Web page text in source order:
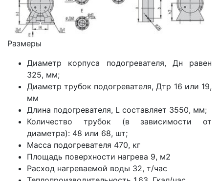
Размеры
Диаметр корпуса подогревателя, Дн равен
325, мм;
Диаметр трубок подогревателя, Дтр 16 или 19,
мм
Длина подогревателя, L составляет 3550, мм;
Количество трубок (в зависимости от
диаметра): 48 или 68, шт;
Масса подогревателя 470, кг
Площадь поверхности нагрева 9, м2
Расход нагреваемой воды 32, т/час